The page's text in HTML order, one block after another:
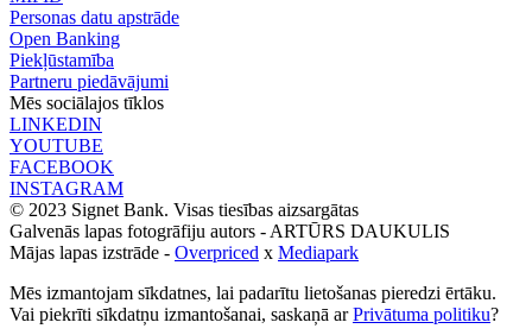
Personas datu apstrāde
Open Banking
Piekļūstamība
Partneru piedāvājumi
Mēs sociālajos tīklos
LINKEDIN
YOUTUBE
FACEBOOK
INSTAGRAM
© 2023 Signet Bank. Visas tiesības aizsargātas
Galvenās lapas fotogrāfiju autors - ARTŪRS DAUKULIS
Mājas lapas izstrāde - Overpriced x Mediapark
Mēs izmantojam sīkdatnes, lai padarītu lietošanas pieredzi ērtāku.
Vai piekrīti sīkdatņu izmantošanai, saskaņā arPrivātuma politiku?